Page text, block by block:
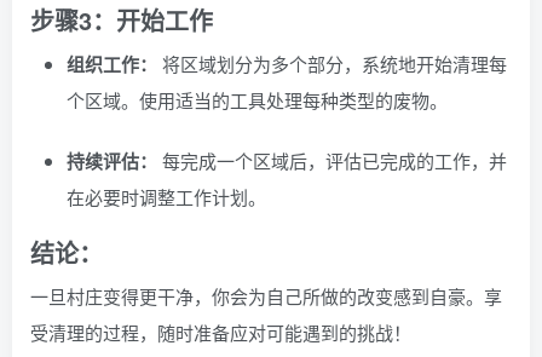
步骤3：开始工作
组织工作：
将区域划分为多个部分，系统地开始清理每
个区域。使用适当的工具处理每种类型的废物。
持续评估：
每完成一个区域后，评估已完成的工作，并
在必要时调整工作计划。
结论：
一旦村庄变得更干净，你会为自己所做的改变感到自豪。享
受清理的过程，随时准备应对可能遇到的挑战！